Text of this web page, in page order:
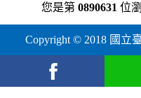
您是第 0890631 位
Copyright © 2018 國立